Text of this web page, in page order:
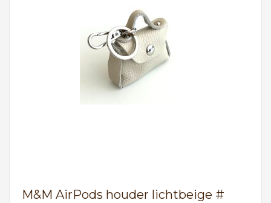
M&M AirPods houder lichtbeige #